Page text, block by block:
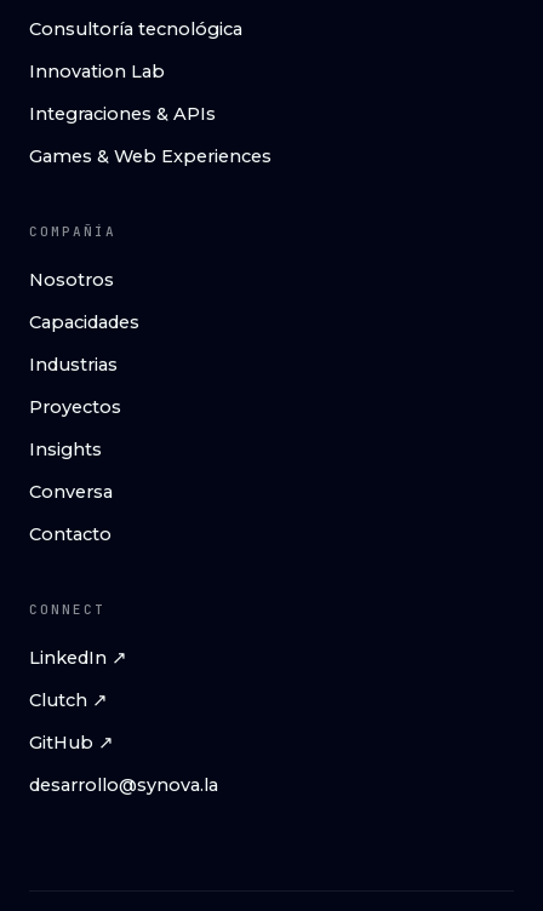
Consultoría tecnológica
Innovation Lab
Integraciones & APIs
Games & Web Experiences
COMPAÑÍA
Nosotros
Capacidades
Industrias
Proyectos
Insights
Conversa
Contacto
CONNECT
LinkedIn ↗
Clutch ↗
GitHub ↗
desarrollo@synova.la